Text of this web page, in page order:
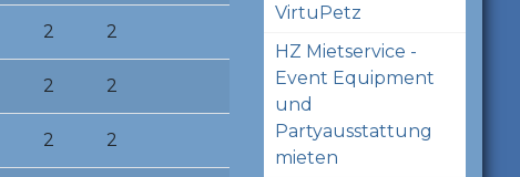
2 2
2 2
2 2
VirtuPetz
HZ Mietservice -
Event Equipment
und
Partyausstattung
mieten